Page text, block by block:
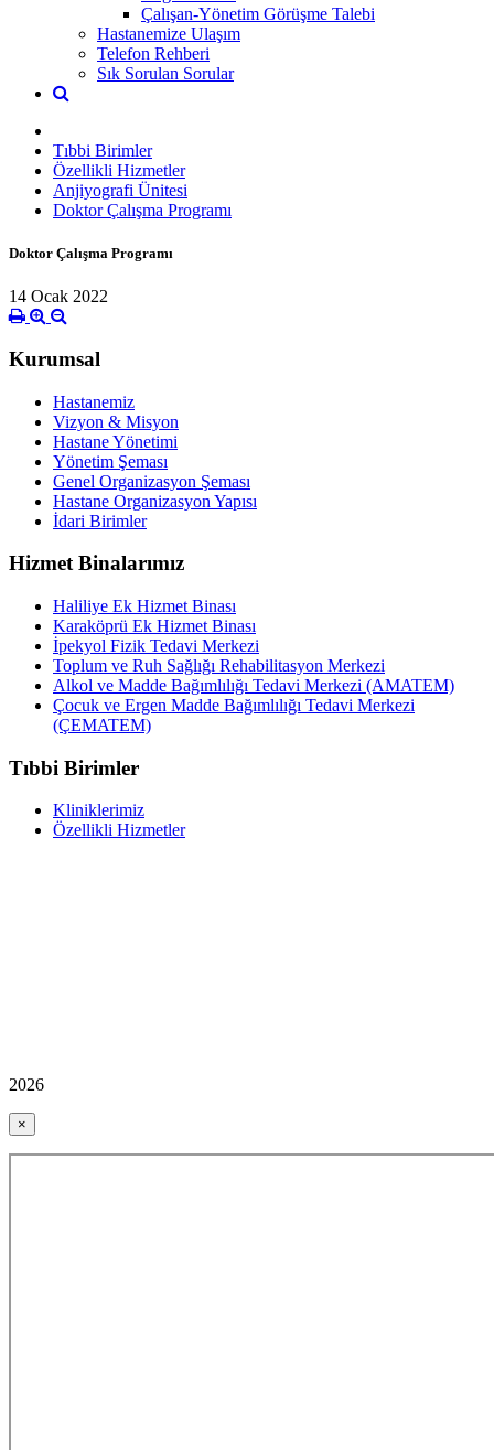
Çalışan-Yönetim Görüşme Talebi
Hastanemize Ulaşım
Telefon Rehberi
Sık Sorulan Sorular
Tıbbi Birimler
Özellikli Hizmetler
Anjiyografi Ünitesi
Doktor Çalışma Programı
Doktor Çalışma Programı
14 Ocak 2022
Kurumsal
Hastanemiz
Vizyon & Misyon
Hastane Yönetimi
Yönetim Şeması
Genel Organizasyon Şeması
Hastane Organizasyon Yapısı
İdari Birimler
Hizmet Binalarımız
Haliliye Ek Hizmet Binası
Karaköprü Ek Hizmet Binası
İpekyol Fizik Tedavi Merkezi
Toplum ve Ruh Sağlığı Rehabilitasyon Merkezi
Alkol ve Madde Bağımlılığı Tedavi Merkezi (AMATEM)
Çocuk ve Ergen Madde Bağımlılığı Tedavi Merkezi
(ÇEMATEM)
Tıbbi Birimler
Kliniklerimiz
Özellikli Hizmetler
2026
×